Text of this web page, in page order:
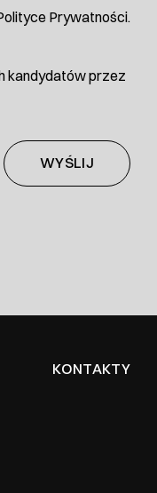
Prywatności.
kandydatów przez
KONTAKTY